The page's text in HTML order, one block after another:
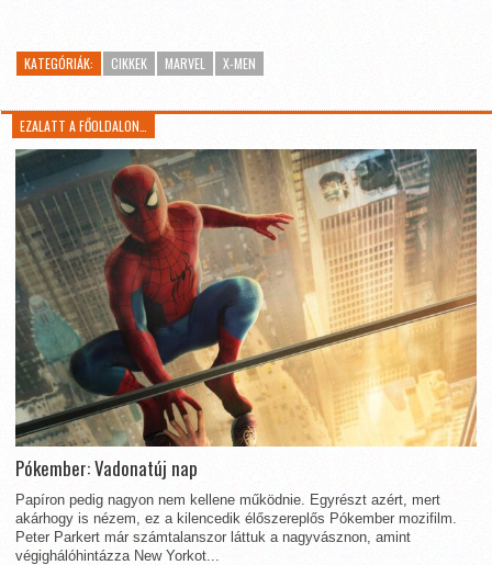
KATEGÓRIÁK: CIKKEK MARVEL X-MEN
EZALATT A FŐOLDALON…
Pókember: Vadonatúj nap
Papíron pedig nagyon nem kellene működnie. Egyrészt azért, mert
akárhogy is nézem, ez a kilencedik élőszereplős Pókember mozifilm.
Peter Parkert már számtalanszor láttuk a nagyvásznon, amint
végighálóhintázza New Yorkot...